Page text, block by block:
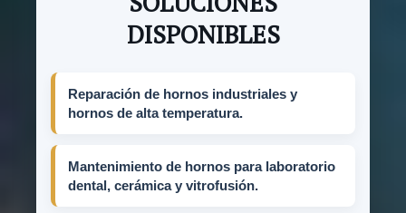
DISPONIBLES
Reparación de hornos industriales y
hornos de alta temperatura.
Mantenimiento de hornos para laboratorio
dental, cerámica y vitrofusión.